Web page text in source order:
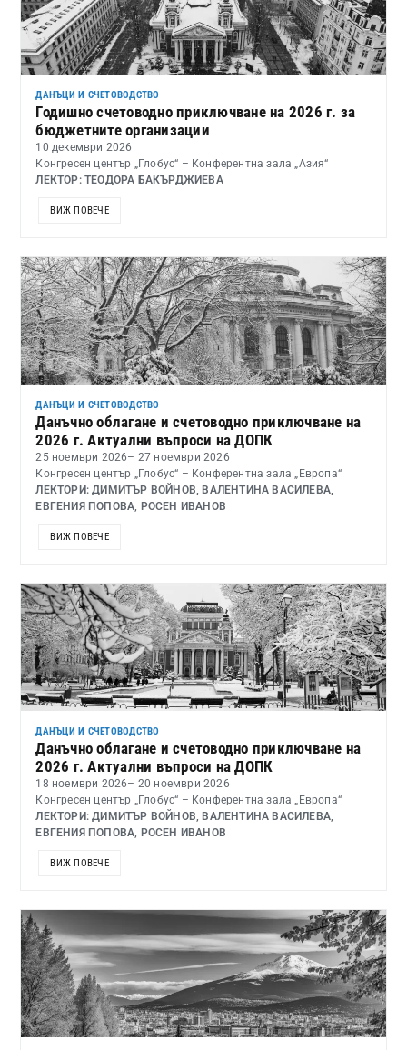
ДАНЪЦИ И СЧЕТОВОДСТВО
Годишно счетоводно приключване на 2026 г. за
бюджетните организации
10 декември 2026
Конгресен център „Глобус“ – Конферентна зала „Азия“
ЛЕКТОР: ТЕОДОРА БАКЪРДЖИЕВА
ВИЖ ПОВЕЧЕ
ДАНЪЦИ И СЧЕТОВОДСТВО
Данъчно облагане и счетоводно приключване на
2026 г. Актуални въпроси на ДОПК
25 ноември 2026– 27 ноември 2026
Конгресен център „Глобус“ – Конферентна зала „Европа“
ЛЕКТОРИ: ДИМИТЪР ВОЙНОВ, ВАЛЕНТИНА ВАСИЛЕВА,
ЕВГЕНИЯ ПОПОВА, РОСЕН ИВАНОВ
ВИЖ ПОВЕЧЕ
ДАНЪЦИ И СЧЕТОВОДСТВО
Данъчно облагане и счетоводно приключване на
2026 г. Актуални въпроси на ДОПК
18 ноември 2026– 20 ноември 2026
Конгресен център „Глобус“ – Конферентна зала „Европа“
ЛЕКТОРИ: ДИМИТЪР ВОЙНОВ, ВАЛЕНТИНА ВАСИЛЕВА,
ЕВГЕНИЯ ПОПОВА, РОСЕН ИВАНОВ
ВИЖ ПОВЕЧЕ